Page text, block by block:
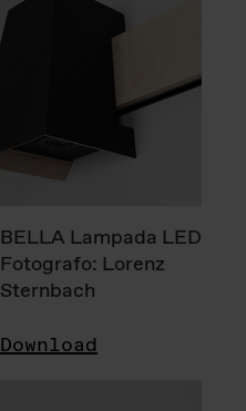
BELLA Lampada LED
Fotografo: Lorenz
Sternbach
Download